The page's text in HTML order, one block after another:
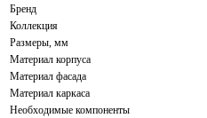
Бренд
Коллекция
Размеры, мм
Материал корпуса
Материал фасада
Материал каркаса
Необходимые компоненты